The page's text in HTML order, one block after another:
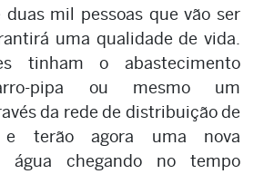
mil pessoas que vão ser
uma qualidade de vida.
tinham o abastecimento
pipa ou mesmo um
da rede de distribuição de
e terão agora uma nova
água chegando no tempo